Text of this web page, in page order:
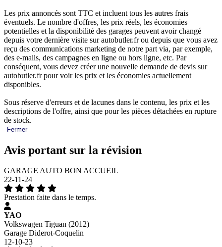
Les prix annoncés sont TTC et incluent tous les autres frais
éventuels. Le nombre d'offres, les prix réels, les économies
potentielles et la disponibilité des garages peuvent avoir changé
depuis votre dernière visite sur autobutler.fr ou depuis que vous avez
reçu des communications marketing de notre part via, par exemple,
des e-mails, des campagnes en ligne ou hors ligne, etc. Par
conséquent, vous devez créer une nouvelle demande de devis sur
autobutler.fr pour voir les prix et les économies actuellement
disponibles.
Sous réserve d'erreurs et de lacunes dans le contenu, les prix et les
descriptions de l'offre, ainsi que pour les pièces détachées en rupture
de stock.
Fermer
Avis portant sur la révision
GARAGE AUTO BON ACCUEIL
22-11-24
Prestation faite dans le temps.
YAO
Volkswagen Tiguan (2012)
Garage Diderot-Coquelin
12-10-23